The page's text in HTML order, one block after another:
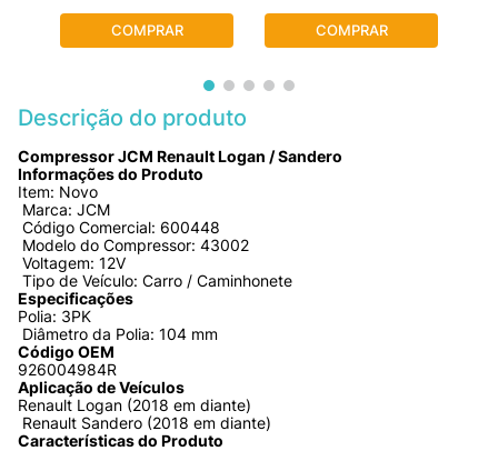
COMPRAR COMPRAR
Descrição do produto
Compressor JCM Renault Logan / Sandero
Informações do Produto
Item: Novo
Marca: JCM
Código Comercial: 600448
Modelo do Compressor: 43002
Voltagem: 12V
Tipo de Veículo: Carro / Caminhonete
Especificações
Polia: 3PK
Diâmetro da Polia: 104 mm
Código OEM
926004984R
Aplicação de Veículos
Renault Logan (2018 em diante)
Renault Sandero (2018 em diante)
Características do Produto